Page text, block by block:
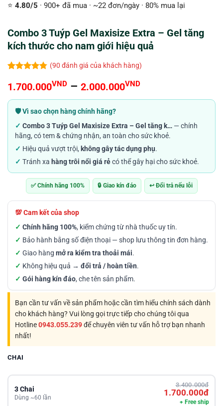
⭐ 4.80/5 · 900+ đã mua · ~22 đơn/ngày · 80% mua lại
Combo 3 Tuýp Gel Maxisize Extra – Gel tăng
kích thước cho nam giới hiệu quả
dựa trên
(90 đánh giá của khách hàng)
1.700.000VND – 2.000.000VNDKhoảng
giá:
1.700.000VND
đến
2.000.000VND
🛡️ Vì sao chọn hàng chính hãng?
✓ Combo 3 Tuýp Gel Maxisize Extra – Gel tăng k… — chính
hãng, có tem & chứng nhận, an toàn cho sức khoẻ.
✓ Hiệu quả vượt trội, không gây tác dụng phụ.
✓ Tránh xa hàng trôi nổi giá rẻcó thể gây hại cho sức khoẻ.
✅ Chính hãng 100% 🔒 Giao kín đáo ↩️ Đổi trả nếu lỗi
💯 Cam kết của shop
✓ Chính hãng 100%, kiểm chứng từ nhà thuốc uy tín.
✓ Bảo hành bằng số điện thoại — shop lưu thông tin đơn hàng.
✓ Giao hàng mở ra kiểm tra thoải mái.
✓ Không hiệu quả → đổi trả / hoàn tiền.
✓ Gói hàng kín đáo, che tên sản phẩm.
Bạn cần tư vấn về sản phẩm hoặc cần tìm hiểu chính sách dành
cho khách hàng? Vui lòng gọi trực tiếp cho chúng tôi qua
Hotline0943.055.239để chuyên viên tư vấn hỗ trợ bạn nhanh
nhất!
CHAI
3 Chai
Dùng ~60 lần
3.400.000đ
1.700.000đ
+ Free ship